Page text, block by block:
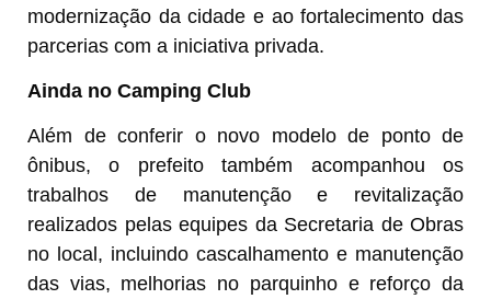
modernização da cidade e ao fortalecimento das
parcerias com a iniciativa privada.
Ainda no Camping Club
Além de conferir o novo modelo de ponto de
ônibus, o prefeito também acompanhou os
trabalhos de manutenção e revitalização
realizados pelas equipes da Secretaria de Obras
no local, incluindo cascalhamento e manutenção
das vias, melhorias no parquinho e reforço da